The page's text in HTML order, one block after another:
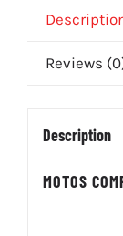
Reviews
Description
MOTOS